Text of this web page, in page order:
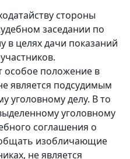
стороны
заседании по
в целях дачи показаний
особое положение в
является подсудимым
уголовному делу. В то
уголовному
соглашения о
изобличающие
не является